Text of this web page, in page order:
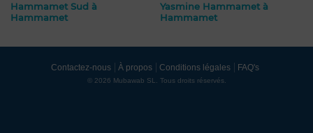
Hammamet Sud à
Hammamet
Yasmine Hammamet à
Hammamet
Contactez-nous À propos Conditions légales FAQ's
© 2026 Mubawab SL. Tous droits réservés.